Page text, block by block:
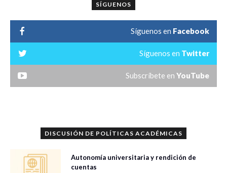
SÍGUENOS
Síguenos en Facebook
Síguenos en Twitter
Subscríbete en YouTube
DISCUSIÓN DE POLÍTICAS ACADÉMICAS
Autonomía universitaria y rendición de
cuentas